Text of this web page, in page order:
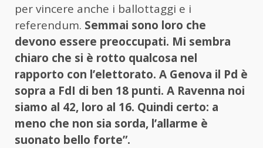
per vincere anche i ballottaggi e i
referendum. Semmai sono loro che
devono essere preoccupati. Mi sembra
chiaro che si è rotto qualcosa nel
rapporto con l’elettorato. A Genova il Pd è
sopra a FdI di ben 18 punti. A Ravenna noi
siamo al 42, loro al 16. Quindi certo: a
meno che non sia sorda, l’allarme è
suonato bello forte”.